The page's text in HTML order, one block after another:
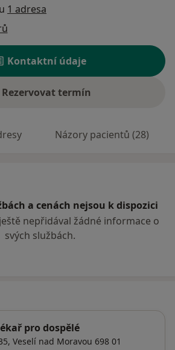
1 adresa
Kontaktní údaje
Rezervovat termín
Názory pacientů (28)
a cenách nejsou k dispozici
nepřidával žádné informace o
svých službách.
pro dospělé
Veselí nad Moravou 698 01